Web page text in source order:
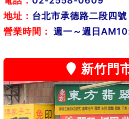
地址： 台北市承德路二段四號
營業時間：
週一～週日
新竹門